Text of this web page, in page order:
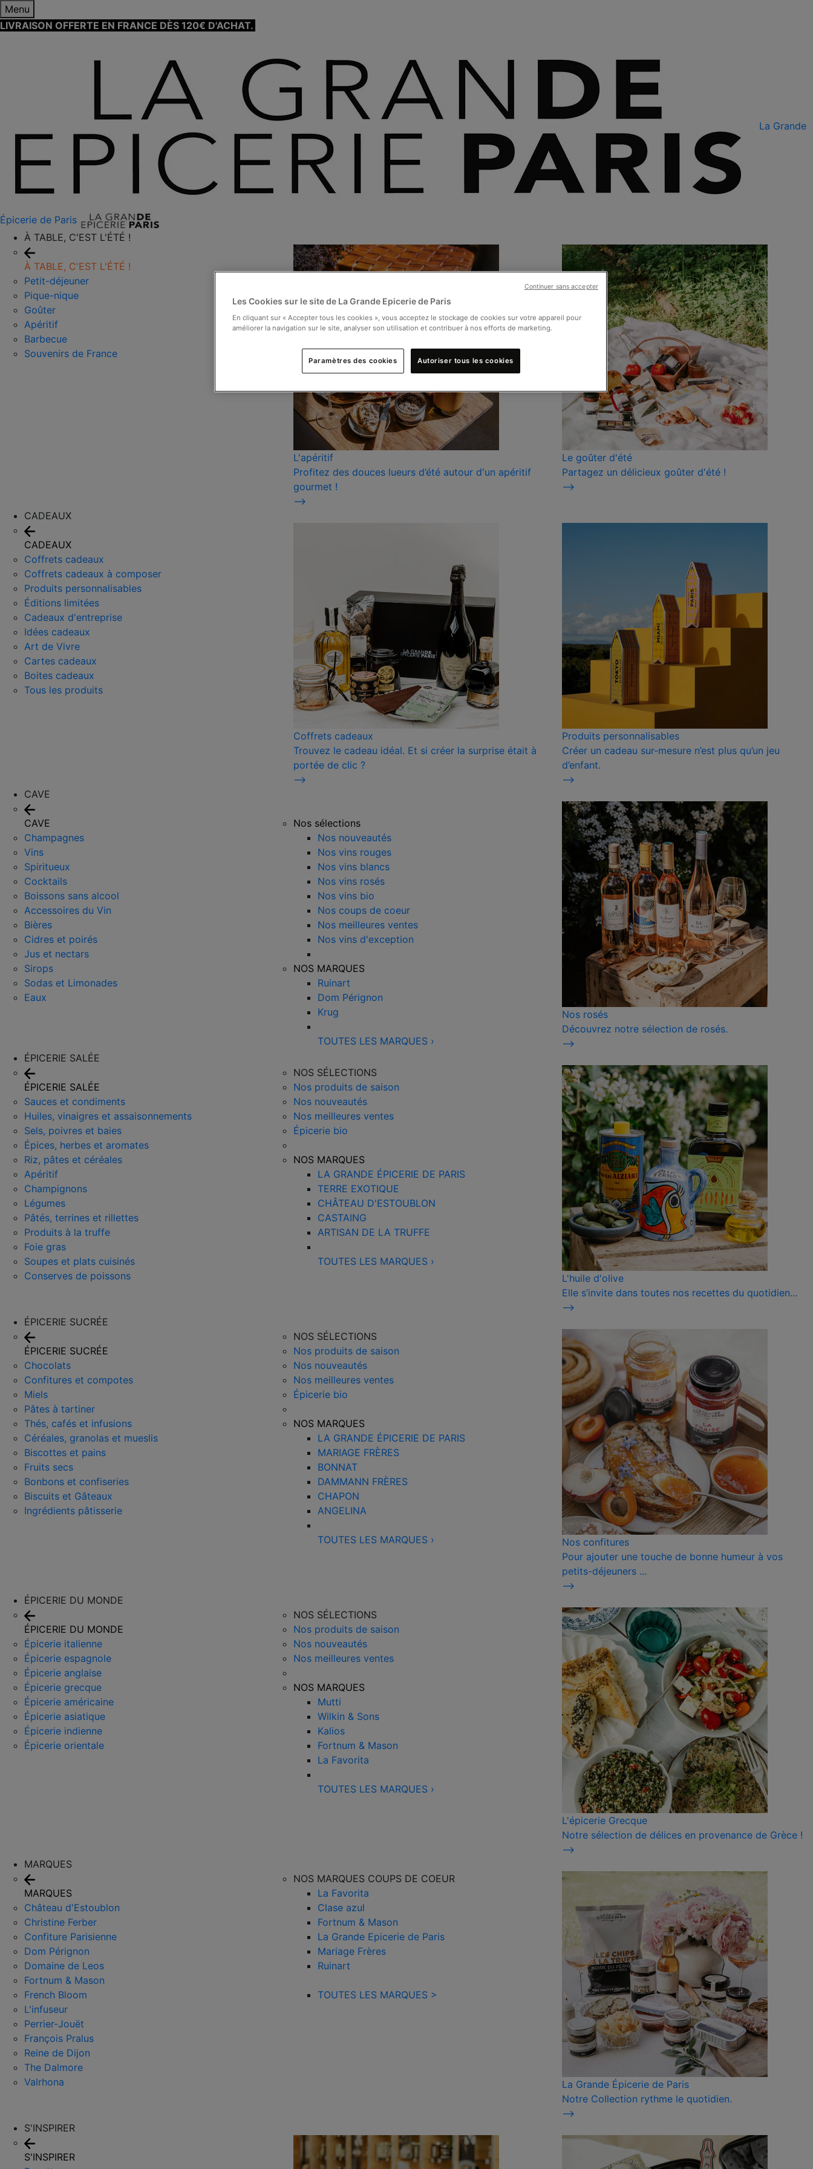
Menu
LIVRAISON OFFERTE EN FRANCE DÈS 120€ D'ACHAT.
La Grande
Épicerie de Paris
À TABLE, C'EST L'ÉTÉ !
À TABLE, C'EST L'ÉTÉ !
Petit-déjeuner
Pique-nique
Goûter
Apéritif
Barbecue
Souvenirs de France
L'apéritif
Profitez des douces lueurs d’été autour d'un apéritif
gourmet !
⟶
Le goûter d'été
Partagez un délicieux goûter d'été !
⟶
CADEAUX
CADEAUX
Coffrets cadeaux
Coffrets cadeaux à composer
Produits personnalisables
Éditions limitées
Cadeaux d'entreprise
Idées cadeaux
Art de Vivre
Cartes cadeaux
Boites cadeaux
Tous les produits
Coffrets cadeaux
Trouvez le cadeau idéal. Et si créer la surprise était à
portée de clic ?
⟶
Produits personnalisables
Créer un cadeau sur-mesure n’est plus qu’un jeu
d’enfant.
⟶
CAVE
CAVE
Champagnes
Vins
Spiritueux
Cocktails
Boissons sans alcool
Accessoires du Vin
Bières
Cidres et poirés
Jus et nectars
Sirops
Sodas et Limonades
Eaux
Nos sélections
Nos nouveautés
Nos vins rouges
Nos vins blancs
Nos vins rosés
Nos vins bio
Nos coups de coeur
Nos meilleures ventes
Nos vins d'exception
NOS MARQUES
Ruinart
Dom Pérignon
Krug
TOUTES LES MARQUES ›
Nos rosés
Découvrez notre sélection de rosés.
⟶
ÉPICERIE SALÉE
ÉPICERIE SALÉE
Sauces et condiments
Huiles, vinaigres et assaisonnements
Sels, poivres et baies
Épices, herbes et aromates
Riz, pâtes et céréales
Apéritif
Champignons
Légumes
Pâtés, terrines et rillettes
Produits à la truffe
Foie gras
Soupes et plats cuisinés
Conserves de poissons
NOS SÉLECTIONS
Nos produits de saison
Nos nouveautés
Nos meilleures ventes
Épicerie bio
NOS MARQUES
LA GRANDE ÉPICERIE DE PARIS
TERRE EXOTIQUE
CHÂTEAU D'ESTOUBLON
CASTAING
ARTISAN DE LA TRUFFE
TOUTES LES MARQUES ›
L'huile d'olive
Elle s’invite dans toutes nos recettes du quotidien...
⟶
ÉPICERIE SUCRÉE
ÉPICERIE SUCRÉE
Chocolats
Confitures et compotes
Miels
Pâtes à tartiner
Thés, cafés et infusions
Céréales, granolas et mueslis
Biscottes et pains
Fruits secs
Bonbons et confiseries
Biscuits et Gâteaux
Ingrédients pâtisserie
NOS SÉLECTIONS
Nos produits de saison
Nos nouveautés
Nos meilleures ventes
Épicerie bio
NOS MARQUES
LA GRANDE ÉPICERIE DE PARIS
MARIAGE FRÈRES
BONNAT
DAMMANN FRÈRES
CHAPON
ANGELINA
TOUTES LES MARQUES ›
Nos confitures
Pour ajouter une touche de bonne humeur à vos
petits-déjeuners ...
⟶
ÉPICERIE DU MONDE
ÉPICERIE DU MONDE
Épicerie italienne
Épicerie espagnole
Épicerie anglaise
Épicerie grecque
Épicerie américaine
Épicerie asiatique
Épicerie indienne
Épicerie orientale
NOS SÉLECTIONS
Nos produits de saison
Nos nouveautés
Nos meilleures ventes
NOS MARQUES
Mutti
Wilkin & Sons
Kalios
Fortnum & Mason
La Favorita
TOUTES LES MARQUES ›
L'épicerie Grecque
Notre sélection de délices en provenance de Grèce !
⟶
MARQUES
MARQUES
Château d'Estoublon
Christine Ferber
Confiture Parisienne
Dom Pérignon
Domaine de Leos
Fortnum & Mason
French Bloom
L'infuseur
Perrier-Jouët
François Pralus
Reine de Dijon
The Dalmore
Valrhona
NOS MARQUES COUPS DE COEUR
La Favorita
Clase azul
Fortnum & Mason
La Grande Epicerie de Paris
Mariage Frères
Ruinart
TOUTES LES MARQUES >
La Grande Épicerie de Paris
Notre Collection rythme le quotidien.
⟶
S'INSPIRER
S'INSPIRER
Les Cookies sur le site de La Grande Epicerie de Paris
En cliquant sur « Accepter tous les cookies », vous acceptez le stockage de cookies sur votre appareil pour
améliorer la navigation sur le site, analyser son utilisation et contribuer à nos efforts de marketing.
Paramètres des cookies Autoriser tous les cookies
Continuer sans accepter